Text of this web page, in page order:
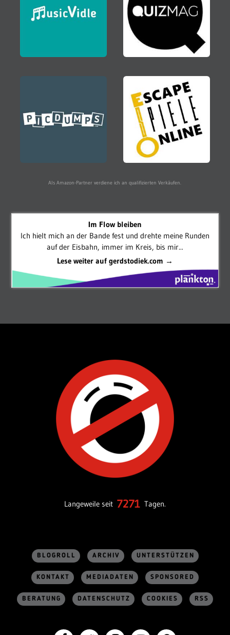
Als Amazon-Partner verdiene ich an qualifizierten Verkäufen.
Im Flow bleiben
Ich hielt mich an der Bande fest und drehte meine Runden
auf der Eisbahn, immer im Kreis, bis mir...
Lese weiter auf gerdstodiek.com →
Langeweile seit 7271 Tagen.
BLOGROLL ARCHIV UNTERSTÜTZEN
KONTAKT MEDIADATEN SPONSORED
BERATUNG DATENSCHUTZ COOKIES RSS